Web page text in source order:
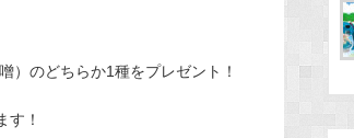
）のどちらか1種をプレゼント！
す！